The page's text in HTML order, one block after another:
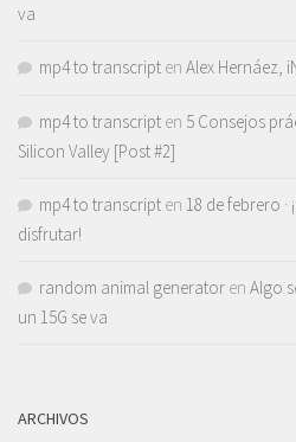
va
mp4 to transcript en Alex Hernáez,
mp4 to transcript en 5 Consejos
Silicon Valley [Post #2]
mp4 to transcript en 18 de febrero ·
disfrutar!
random animal generator en Algo
un 15G se va
ARCHIVOS